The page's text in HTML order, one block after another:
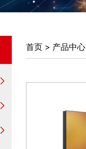
首页 > 产品中心